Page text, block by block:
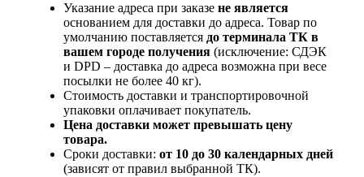
Указание адреса при заказе не является
основанием для доставки до адреса. Товар по
умолчанию поставляется до терминала ТК в
вашем городе получения (исключение: СДЭК
и DPD – доставка до адреса возможна при весе
посылки не более 40 кг).
Стоимость доставки и транспортировочной
упаковки оплачивает покупатель.
Цена доставки может превышать цену
товара.
Сроки доставки: от 10 до 30 календарных дней
(зависят от правил выбранной ТК).